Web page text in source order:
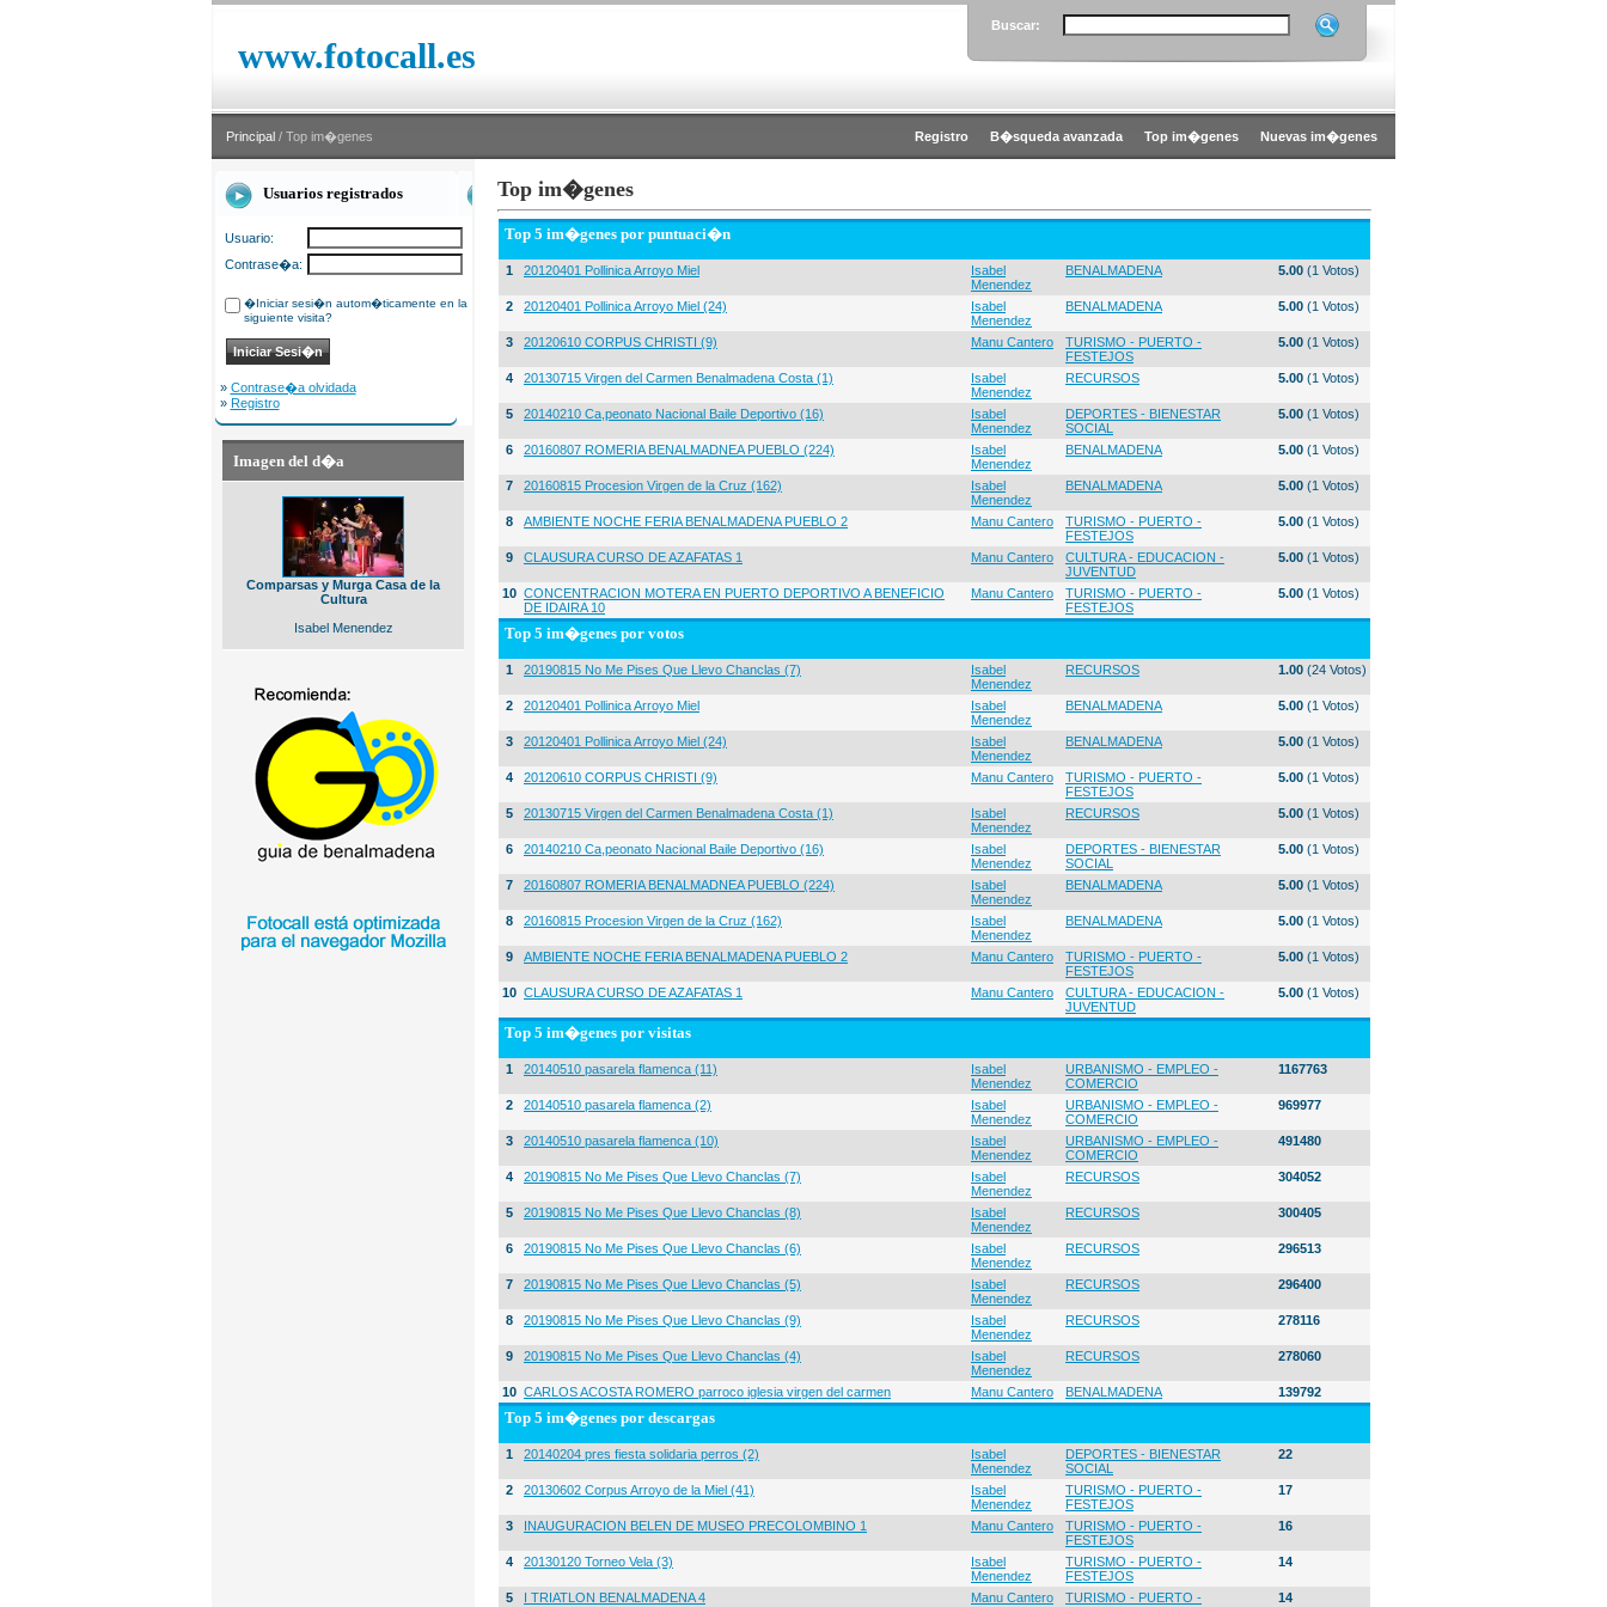
www.fotocall.es
Buscar:
Principal / Top im�genes Registro B�squeda avanzada Top im�genes Nuevas im�genes
Usuarios registrados
Usuario:
Contrase�a:
�Iniciar sesi�n autom�ticamente en la
siguiente visita?
» Contrase�a olvidada
» Registro
Imagen del d�a
Comparsas y Murga Casa de la
Cultura
Isabel Menendez
Top im�genes
Top 5 im�genes por puntuaci�n
1 20120401 Pollinica Arroyo Miel
Isabel
Menendez
BENALMADENA 5.00 (1 Votos)
2 20120401 Pollinica Arroyo Miel (24)
Isabel
Menendez
BENALMADENA 5.00 (1 Votos)
3 20120610 CORPUS CHRISTI (9) Manu Cantero
TURISMO - PUERTO -
FESTEJOS
5.00 (1 Votos)
4 20130715 Virgen del Carmen Benalmadena Costa (1)
Isabel
Menendez
RECURSOS 5.00 (1 Votos)
5 20140210 Ca,peonato Nacional Baile Deportivo (16)
Isabel
Menendez
DEPORTES - BIENESTAR
SOCIAL
5.00 (1 Votos)
6 20160807 ROMERIA BENALMADNEA PUEBLO (224)
Isabel
Menendez
BENALMADENA 5.00 (1 Votos)
7 20160815 Procesion Virgen de la Cruz (162)
Isabel
Menendez
BENALMADENA 5.00 (1 Votos)
8 AMBIENTE NOCHE FERIA BENALMADENA PUEBLO 2 Manu Cantero
TURISMO - PUERTO -
FESTEJOS
5.00 (1 Votos)
9 CLAUSURA CURSO DE AZAFATAS 1 Manu Cantero
CULTURA - EDUCACION -
JUVENTUD
5.00 (1 Votos)
10 CONCENTRACION MOTERA EN PUERTO DEPORTIVO A BENEFICIO
DE IDAIRA 10
Manu Cantero
TURISMO - PUERTO -
FESTEJOS
5.00 (1 Votos)
Top 5 im�genes por votos
1 20190815 No Me Pises Que Llevo Chanclas (7)
Isabel
Menendez
RECURSOS 1.00 (24 Votos)
2 20120401 Pollinica Arroyo Miel
Isabel
Menendez
BENALMADENA 5.00 (1 Votos)
3 20120401 Pollinica Arroyo Miel (24)
Isabel
Menendez
BENALMADENA 5.00 (1 Votos)
4 20120610 CORPUS CHRISTI (9) Manu Cantero
TURISMO - PUERTO -
FESTEJOS
5.00 (1 Votos)
5 20130715 Virgen del Carmen Benalmadena Costa (1)
Isabel
Menendez
RECURSOS 5.00 (1 Votos)
6 20140210 Ca,peonato Nacional Baile Deportivo (16)
Isabel
Menendez
DEPORTES - BIENESTAR
SOCIAL
5.00 (1 Votos)
7 20160807 ROMERIA BENALMADNEA PUEBLO (224)
Isabel
Menendez
BENALMADENA 5.00 (1 Votos)
8 20160815 Procesion Virgen de la Cruz (162)
Isabel
Menendez
BENALMADENA 5.00 (1 Votos)
9 AMBIENTE NOCHE FERIA BENALMADENA PUEBLO 2 Manu Cantero
TURISMO - PUERTO -
FESTEJOS
5.00 (1 Votos)
10 CLAUSURA CURSO DE AZAFATAS 1 Manu Cantero
CULTURA - EDUCACION -
JUVENTUD
5.00 (1 Votos)
Top 5 im�genes por visitas
1 20140510 pasarela flamenca (11)
Isabel
Menendez
URBANISMO - EMPLEO -
COMERCIO
1167763
2 20140510 pasarela flamenca (2)
Isabel
Menendez
URBANISMO - EMPLEO -
COMERCIO
969977
3 20140510 pasarela flamenca (10)
Isabel
Menendez
URBANISMO - EMPLEO -
COMERCIO
491480
4 20190815 No Me Pises Que Llevo Chanclas (7)
Isabel
Menendez
RECURSOS 304052
5 20190815 No Me Pises Que Llevo Chanclas (8)
Isabel
Menendez
RECURSOS 300405
6 20190815 No Me Pises Que Llevo Chanclas (6)
Isabel
Menendez
RECURSOS 296513
7 20190815 No Me Pises Que Llevo Chanclas (5)
Isabel
Menendez
RECURSOS 296400
8 20190815 No Me Pises Que Llevo Chanclas (9)
Isabel
Menendez
RECURSOS 278116
9 20190815 No Me Pises Que Llevo Chanclas (4)
Isabel
Menendez
RECURSOS 278060
10 CARLOS ACOSTA ROMERO parroco iglesia virgen del carmen Manu Cantero BENALMADENA 139792
Top 5 im�genes por descargas
1 20140204 pres fiesta solidaria perros (2)
Isabel
Menendez
DEPORTES - BIENESTAR
SOCIAL
22
2 20130602 Corpus Arroyo de la Miel (41)
Isabel
Menendez
TURISMO - PUERTO -
FESTEJOS
17
3 INAUGURACION BELEN DE MUSEO PRECOLOMBINO 1 Manu Cantero
TURISMO - PUERTO -
FESTEJOS
16
4 20130120 Torneo Vela (3)
Isabel
Menendez
TURISMO - PUERTO -
FESTEJOS
14
5 I TRIATLON BENALMADENA 4 Manu Cantero
TURISMO - PUERTO -
14